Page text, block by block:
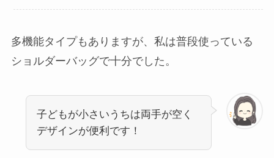
多機能タイプもありますが、私は普段使っている
ショルダーバッグで十分でした。
子どもが小さいうちは両手が空く
デザインが便利です！